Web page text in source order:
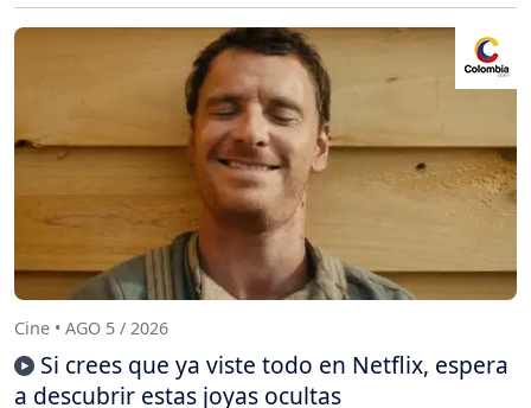
Cine • AGO 5 / 2026
Si crees que ya viste todo en Netflix, espera
a descubrir estas joyas ocultas